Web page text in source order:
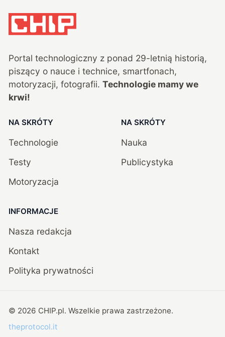
Portal technologiczny z ponad 29-letnią historią,
piszący o nauce i technice, smartfonach,
motoryzacji, fotografii. Technologie mamy we
krwi!
NA SKRÓTY
Technologie
Testy
Motoryzacja
NA SKRÓTY
Nauka
Publicystyka
INFORMACJE
Nasza redakcja
Kontakt
Polityka prywatności
© 2026 CHIP.pl. Wszelkie prawa zastrzeżone.
theprotocol.it